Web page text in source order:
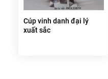
Cúp vinh danh đại lý
xuất sắc